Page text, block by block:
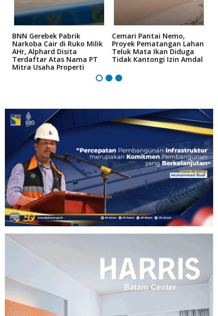
BNN Gerebek Pabrik
Narkoba Cair di Ruko Milik
AHr, Alphard Disita
Terdaftar Atas Nama PT
Mitra Usaha Properti
Cemari Pantai Nemo,
Proyek Pematangan Lahan
Teluk Mata Ikan Diduga
Tidak Kantongi Izin Amdal